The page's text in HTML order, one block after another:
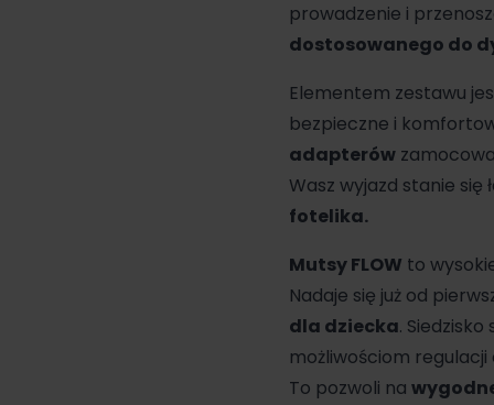
prowadzenie i
dostosowanego do
Elementem zestawu
bezpieczne i
adapterów
Wasz wyjazd stanie się
fotelika.
Mutsy FLOW to
Nadaje się już od
dla dziecka.
możliwościom
To pozwoli na